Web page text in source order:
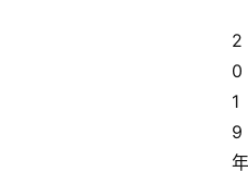
2
0
1
9
年